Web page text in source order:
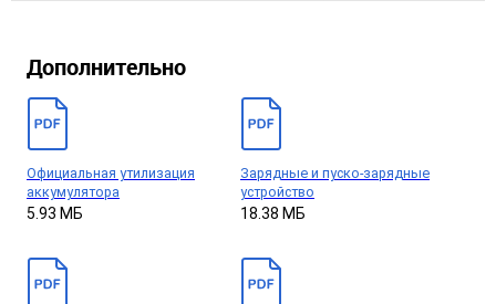
Дополнительно
Официальная утилизация
аккумулятора
5.93 МБ
Зарядные и пуско-зарядные
устройство
18.38 МБ